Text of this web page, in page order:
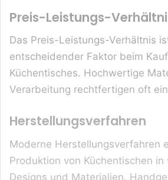
Preis-Leistungs-
Das Preis-Leistungs-Verhältnis
entscheidender Faktor beim
Küchentisches. Hochwertige
Verarbeitung rechtfertigen oft
Herstellungsverfahren
Moderne Herstellungsverfahren
Produktion von Küchentischen in
Designs und Materialien.